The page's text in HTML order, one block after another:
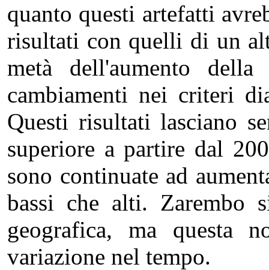
quanto questi artefatti
risultati con quelli di un
metà dell'aumento
cambiamenti nei criteri
Questi risultati lasciano
superiore a partire dal
sono continuate ad
bassi che alti. Zarembo
geografica, ma questa
variazione nel tempo.